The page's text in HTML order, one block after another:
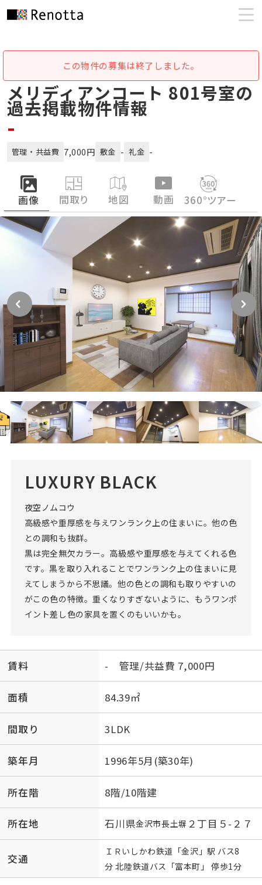
この物件の募集は終了しました。
メリディアンコート 801号室の
過去掲載物件情報
-
管理・共益費 7,000円 敷金 - 礼金 -
画像 間取り 地図 動画 360°ツアー
LUXURY BLACK
夜空ノムコウ
高級感や重厚感を与えワンランク上の住まいに。他の色
との調和も抜群。
黒は完全無欠カラー。高級感や重厚感を与えてくれる色
です。黒を取り入れることでワンランク上の住まいに見
えてしまうから不思議。他の色との調和も取りやすいの
がこの色の特徴。重くなりすぎないように、もうワンポ
イント差し色の家具を置くのもいいかも。
賃料 - 管理/共益費 7,000円
面積 84.39㎡
間取り 3LDK
築年月 1996年5月(築30年)
所在階 8階/10階建
所在地 石川県金沢市長土塀 ２丁目５-２７
交通
ＩＲいしかわ鉄道 「金沢 」駅 バス8
分 北陸鉄道バス「富本町」 停歩1分